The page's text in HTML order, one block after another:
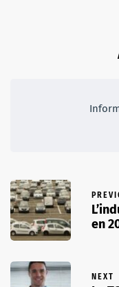
en
NEXT